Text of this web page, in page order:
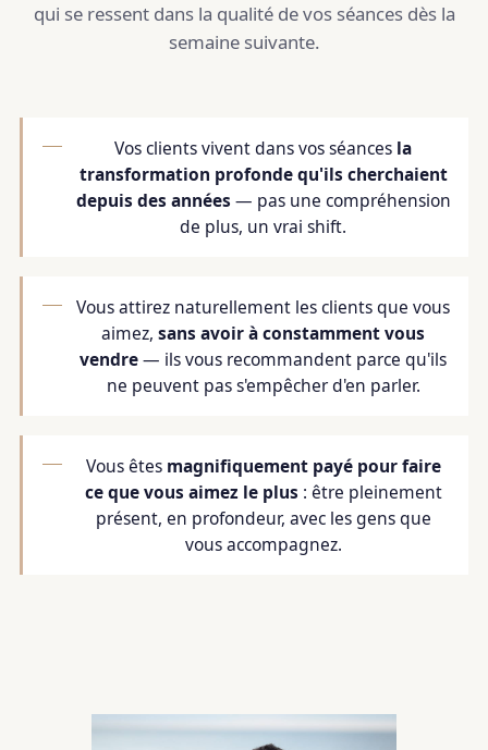
qui se ressent dans la qualité de vos séances dès la
semaine suivante.
Vos clients vivent dans vos séances la
transformation profonde qu'ils cherchaient
depuis des années — pas une compréhension
de plus, un vrai shift.
Vous attirez naturellement les clients que vous
aimez, sans avoir à constamment vous
vendre— ils vous recommandent parce qu'ils
ne peuvent pas s'empêcher d'en parler.
Vous êtes magnifiquement payé pour faire
ce que vous aimez le plus : être pleinement
présent, en profondeur, avec les gens que
vous accompagnez.